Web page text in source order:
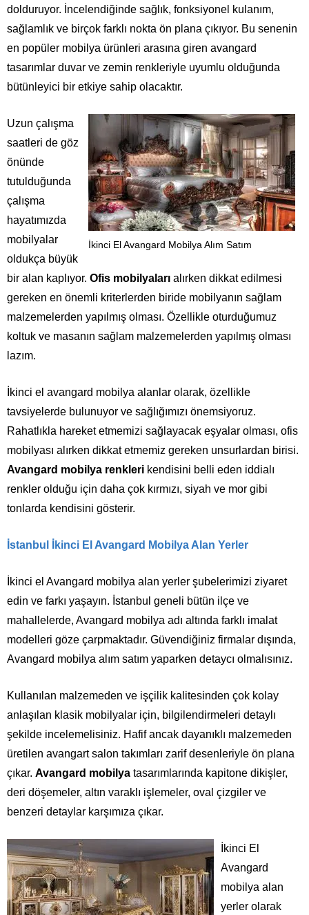
dolduruyor. İncelendiğinde sağlık, fonksiyonel kulanım,
sağlamlık ve birçok farklı nokta ön plana çıkıyor. Bu senenin
en popüler mobilya ürünleri arasına giren avangard
tasarımlar duvar ve zemin renkleriyle uyumlu olduğunda
bütünleyici bir etkiye sahip olacaktır.
İkinci El Avangard Mobilya Alım Satım
Uzun çalışma
saatleri de göz
önünde
tutulduğunda
çalışma
hayatımızda
mobilyalar
oldukça büyük
bir alan kaplıyor. Ofis mobilyaları alırken dikkat edilmesi
gereken en önemli kriterlerden biride mobilyanın sağlam
malzemelerden yapılmış olması. Özellikle oturduğumuz
koltuk ve masanın sağlam malzemelerden yapılmış olması
lazım.
İkinci el avangard mobilya alanlar olarak, özellikle
tavsiyelerde bulunuyor ve sağlığımızı önemsiyoruz.
Rahatlıkla hareket etmemizi sağlayacak eşyalar olması, ofis
mobilyası alırken dikkat etmemiz gereken unsurlardan birisi.
Avangard mobilya renkleri kendisini be lli eden iddialı
renkler olduğu için daha çok kırmızı, siyah ve mor gibi
tonlarda kendisini gösterir.
İstanbul İkinci El Avangard Mobilya Alan Yerler
İkinci el Avangard mobilya alan yerler şubelerimizi ziyaret
edin ve farkı yaşayın. İstanbul geneli bütün ilçe ve
mahallelerde, Avangard mobilya adı altında farklı imalat
modelleri göze çarpmaktadır. Güvendiğiniz firmalar dışında,
Avangard mobilya alım satım yaparken detaycı olmalısınız.
Kullanılan malzemeden ve işçilik kalitesinden çok kolay
anlaşılan klasik mobilyalar için, bilgilendirmeleri detaylı
şekilde incelemelisiniz. Hafif ancak dayanıklı malzemeden
üretilen avangart salon takımları zarif desenleriyle ön plana
çıkar. Avangard mobilya tasarımlarında kapitone dikişler,
deri döşemeler, altın varaklı işlemeler, oval çizgiler ve
benzeri detaylar karşımıza çıkar.
İkinci El
Avangard
mobilya alan
yerler olarak